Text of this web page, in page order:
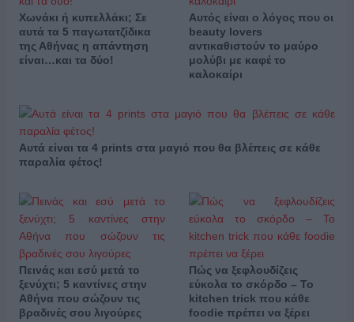
Χωνάκι ή κυπελλάκι; Σε
αυτά τα 5 παγωτατζίδικα
της Αθήνας η απάντηση
είναι…και τα δύο!
Αυτός είναι ο λόγος που οι
beauty lovers
αντικαθιστούν το μαύρο
μολύβι με καφέ το
καλοκαίρι
Αυτά είναι τα 4 prints στα μαγιό που θα βλέπεις σε κάθε
παραλία φέτος!
Πεινάς και εσύ μετά το
ξενύχτι; 5 καντίνες στην
Αθήνα που σώζουν τις
βραδινές σου λιγούρες
Πώς να ξεφλουδίζεις
εύκολα το σκόρδο – Το
kitchen trick που κάθε
foodie πρέπει να ξέρει